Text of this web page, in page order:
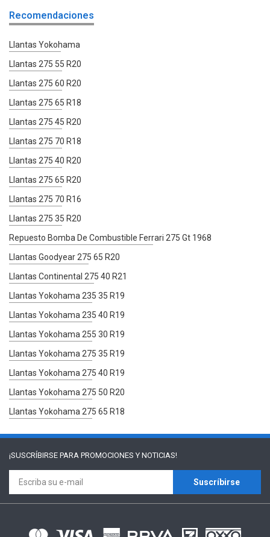
Recomendaciones
Llantas Yokohama
Llantas 275 55 R20
Llantas 275 60 R20
Llantas 275 65 R18
Llantas 275 45 R20
Llantas 275 70 R18
Llantas 275 40 R20
Llantas 275 65 R20
Llantas 275 70 R16
Llantas 275 35 R20
Repuesto Bomba De Combustible Ferrari 275 Gt 1968
Llantas Goodyear 275 65 R20
Llantas Continental 275 40 R21
Llantas Yokohama 235 35 R19
Llantas Yokohama 235 40 R19
Llantas Yokohama 255 30 R19
Llantas Yokohama 275 35 R19
Llantas Yokohama 275 40 R19
Llantas Yokohama 275 50 R20
Llantas Yokohama 275 65 R18
¡SUSCRÍBIRSE PARA PROMOCIONES Y NOTICIAS!
Suscríbirse